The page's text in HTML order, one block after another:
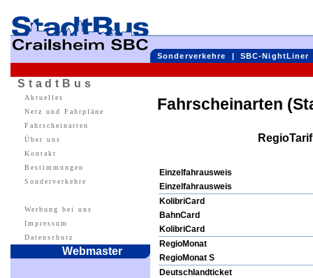
Sonderverkehre | SBC-NightLiner
StadtBus
Aktuelles
Netz und Fahrpläne
Fahrscheinarten
Über uns
Kontakt
Bestimmungen
Sonderverkehre
Werbung bei uns
Impressum
Datenschutz
Webmaster
Fahrscheinarten
Einzelfahrausweis
Einzelfahrausweis
KolibriCard
BahnCard
KolibriCard
RegioMonat
RegioMonat S
Deutschlandticket